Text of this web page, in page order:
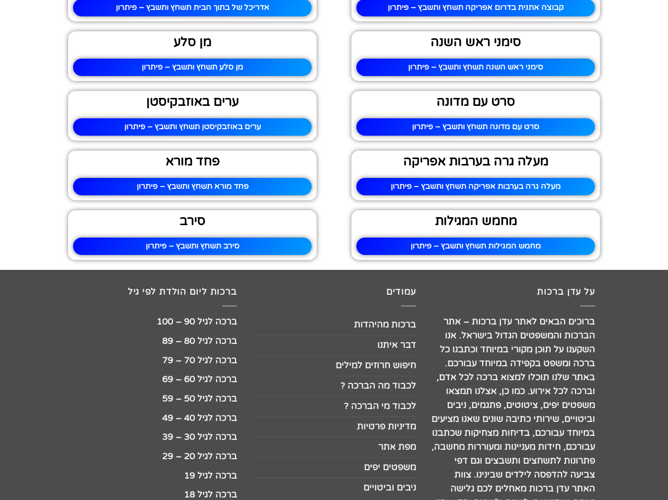
קבוצה אתנית בדרום אפריקה תשחץ ותשבץ – פיתרון אדריכל של בתוך הבית תשחץ ותשבץ – פיתרון
סימני ראש השנה
סימני ראש השנה תשחץ ותשבץ – פיתרון
מן סלע
מן סלע תשחץ ותשבץ – פיתרון
סרט עם מדונה
סרט עם מדונה תשחץ ותשבץ – פיתרון
ערים באוזבקיסטן
ערים באוזבקיסטן תשחץ ותשבץ – פיתרון
מעלה גרה בערבות אפריקה
מעלה גרה בערבות אפריקה תשחץ ותשבץ – פיתרון
פחד מורא
פחד מורא תשחץ ותשבץ – פיתרון
מחמש המגילות
מחמש המגילות תשחץ ותשבץ – פיתרון
סירב
סירב תשחץ ותשבץ – פיתרון
על עדן ברכות
ברוכים הבאים לאתר עדן ברכות – אתר
הברכות והמשפטים הגדול בישראל. אנו
השקענו על תוכן מקורי במיוחד וכתבנו כל
ברכה ומשפט בקפידה במיוחד עבורכם.
באתר שלנו תוכלו למצוא ברכה לכל אדם,
וברכה לכל אירוע. כמו כן, אצלנו תמצאו
משפטים יפים, ציטוטים, פתגמים, ניבים
וביטויים, שירותי כתיבה שונים שאנו מציעים
במיוחד עבורכם, בדיחות מצחיקות שכתבנו
עבורכם, חידות מעניינות ומעוררות מחשבה,
פתרונות לתשחצים ותשבצים וגם דפי
צביעה להדפסה לילדים שבינינו. צוות
האתר עדן ברכות מאחלים לכם גלישה
עמודים
ברכות מהיהדות
דבר איתנו
חיפוש חרוזים למילים
לכבוד מה הברכה ?
לכבוד מי הברכה ?
מדיניות פרטיות
מפת אתר
משפטים יפים
ניבים וביטויים
ברכות ליום הולדת לפי גיל
ברכה לגיל 90 – 100
ברכה לגיל 80 – 89
ברכה לגיל 70 – 79
ברכה לגיל 60 – 69
ברכה לגיל 50 – 59
ברכה לגיל 40 – 49
ברכה לגיל 30 – 39
ברכה לגיל 20 – 29
ברכה לגיל 19
ברכה לגיל 18